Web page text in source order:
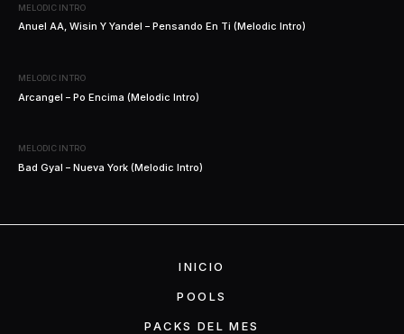
MELODIC INTRO
Anuel AA, Wisin Y Yandel – Pensando En Ti (Melodic Intro)
MELODIC INTRO
Arcangel – Po Encima (Melodic Intro)
MELODIC INTRO
Bad Gyal – Nueva York (Melodic Intro)
INICIO
POOLS
PACKS DEL MES